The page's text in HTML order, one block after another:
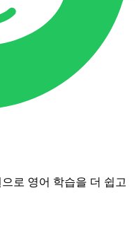
로 영어 학습을 더 쉽고